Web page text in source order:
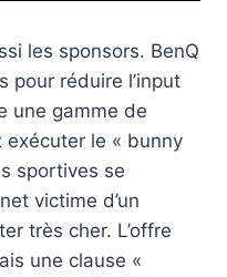
les sponsors. BenQ
pour réduire l’input
une gamme de
exécuter le « bunny
sportives se
victime d’un
très cher. L’offre
une clause «